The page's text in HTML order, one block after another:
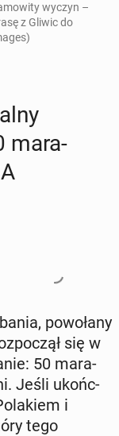
wyczyn –
z Gliwic do
mara­
powołany
się w
50 mara­
Jeśli ukońc­
i
tego